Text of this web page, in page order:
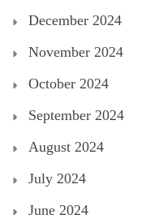
December 2024
November 2024
October 2024
September 2024
August 2024
July 2024
June 2024